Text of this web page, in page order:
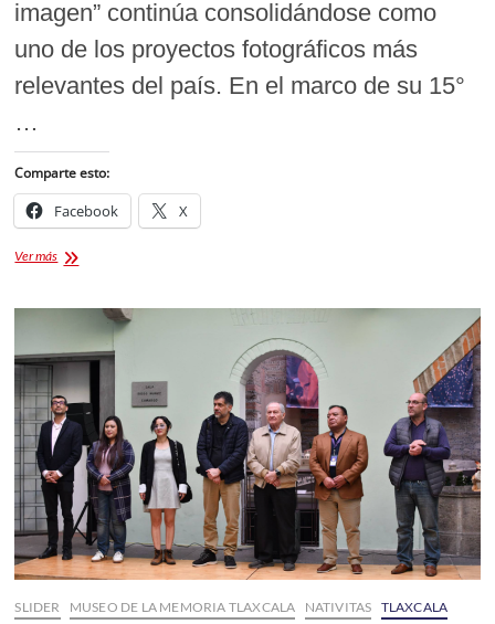
imagen” continúa consolidándose como
uno de los proyectos fotográficos más
relevantes del país. En el marco de su 15°
…
Comparte esto:
Facebook X
Ver másCaminata
Imagen”:
Cultura
Mexicana
con
Proyección
Internacional
SLIDER MUSEO DE LA MEMORIA TLAXCALA NATIVITAS TLAXCALA